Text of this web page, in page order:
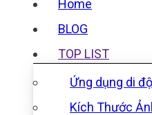
Home
BLOG
TOP LIST
Ứng dụng di
Kích Thước